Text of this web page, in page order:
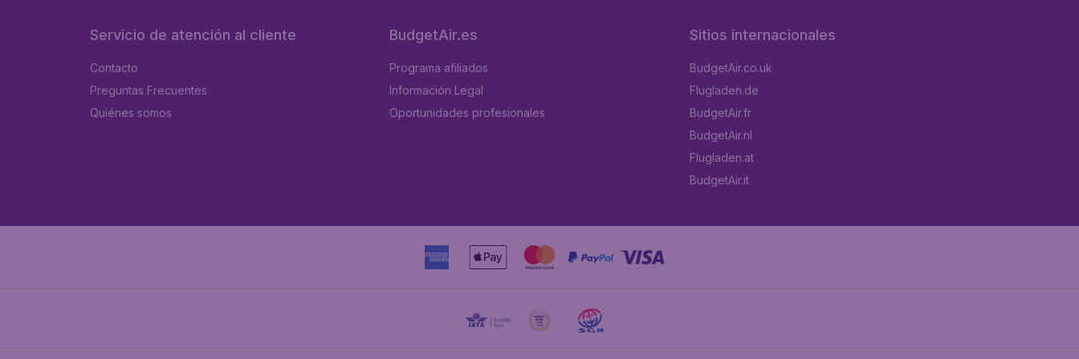
Servicio de atención al cliente
Contacto
Preguntas Frecuentes
Quiénes somos
BudgetAir.es
Programa afiliados
Información Legal
Oportunidades profesionales
Sitios internacionales
BudgetAir.co.uk
Flugladen.de
BudgetAir.fr
BudgetAir.nl
Flugladen.at
BudgetAir.it